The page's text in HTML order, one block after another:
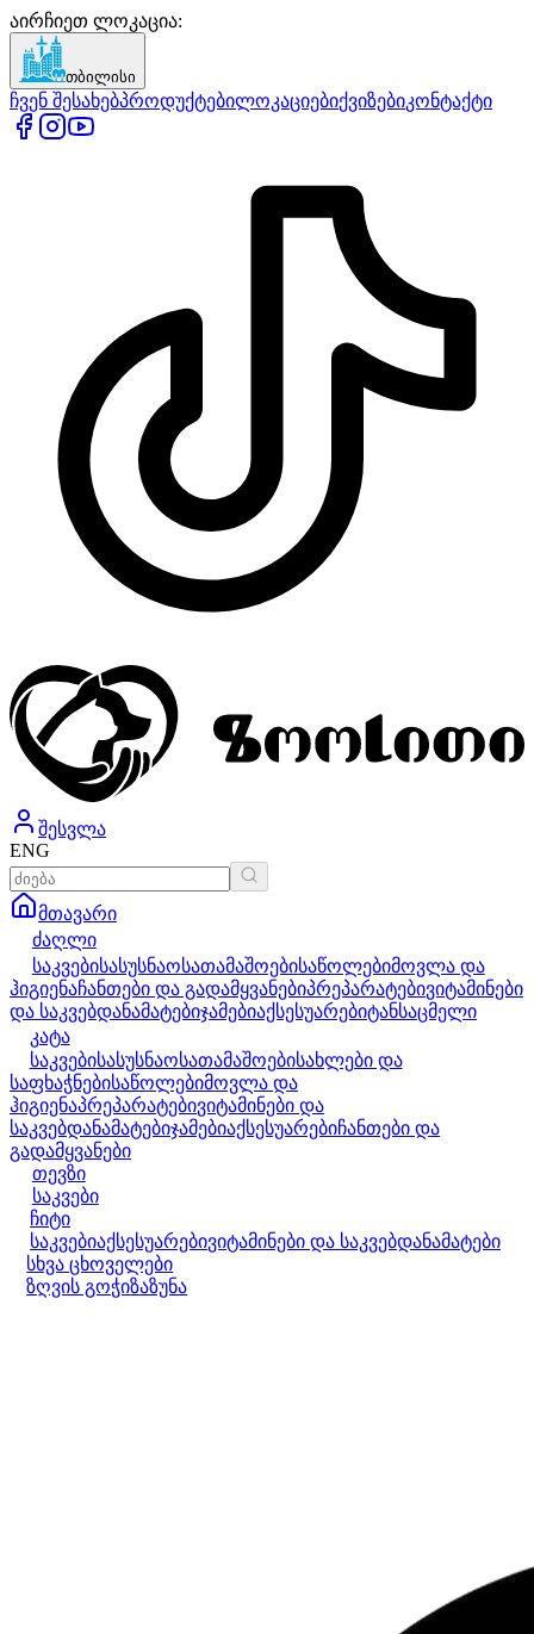
აირჩიეთ ლოკაცია:
თბილისი
ჩვენ შესახებპროდუქტებილოკაციებიქვიზებიკონტაქტი
შესვლა
ENG
მთავარი
ძაღლი
საკვებისასუსნაოსათამაშოებისაწოლებიმოვლა და
ჰიგიენაჩანთები და გადამყვანებიპრეპარატებივიტამინები
და საკვებდანამატებიჯამებიაქსესუარებიტანსაცმელი
კატა
საკვებისასუსნაოსათამაშოებისახლები და
საფხაჭნებისაწოლებიმოვლა და
ჰიგიენაპრეპარატებივიტამინები და
საკვებდანამატებიჯამებიაქსესუარებიჩანთები და
გადამყვანები
თევზი
საკვები
ჩიტი
საკვებიაქსესუარებივიტამინები და საკვებდანამატები
სხვა ცხოველები
ზღვის გოჭიზაზუნა